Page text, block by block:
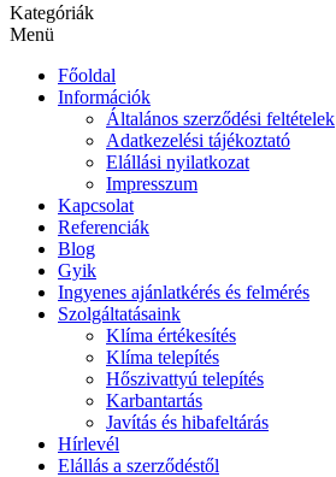
Kategóriák
Menü
Főoldal
Információk
Általános szerződési feltételek
Adatkezelési tájékoztató
Elállási nyilatkozat
Impresszum
Kapcsolat
Referenciák
Blog
Gyik
Ingyenes ajánlatkérés és felmérés
Szolgáltatásaink
Klíma értékesítés
Klíma telepítés
Hőszivattyú telepítés
Karbantartás
Javítás és hibafeltárás
Hírlevél
Elállás a szerződéstől